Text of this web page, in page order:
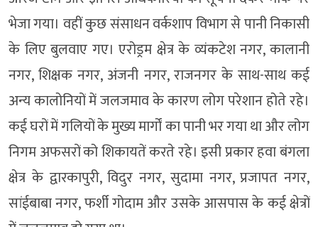
भेजा गया। वहीं कुछ संसाधन वर्कशाप विभाग से पानी निकासी
के लिए बुलवाए गए। एरोड्रम क्षेत्र के व्यंकटेश नगर, कालानी
नगर, शिक्षक नगर, अंजनी नगर, राजनगर के साथ-साथ कई
अन्य कालोनियों में जलजमाव के कारण लोग परेशान होते रहे।
कई घरों में गलियों के मुख्य मार्गों का पानी भर गया था और लोग
निगम अफसरों को शिकायतें करते रहे। इसी प्रकार हवा बंगला
क्षेत्र के द्वारकापुरी, विदुर नगर, सुदामा नगर, प्रजापत नगर,
सांईबाबा नगर, फर्शी गोदाम और उसके आसपास के कई क्षेत्रों